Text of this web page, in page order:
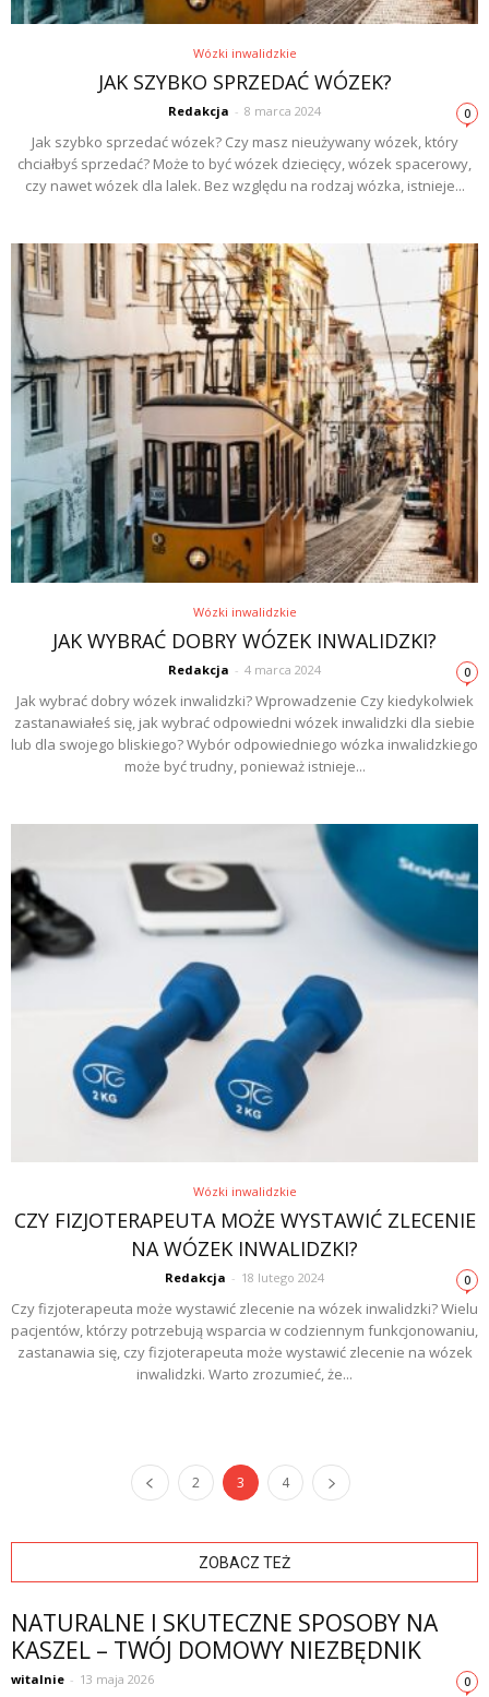
Wózki inwalidzkie
JAK SZYBKO SPRZEDAĆ WÓZEK?
Redakcja - 8 marca 2024 0
Jak szybko sprzedać wózek? Czy masz nieużywany wózek, który
chciałbyś sprzedać? Może to być wózek dziecięcy, wózek spacerowy,
czy nawet wózek dla lalek. Bez względu na rodzaj wózka, istnieje...
Wózki inwalidzkie
JAK WYBRAĆ DOBRY WÓZEK INWALIDZKI?
Redakcja - 4 marca 2024 0
Jak wybrać dobry wózek inwalidzki? Wprowadzenie Czy kiedykolwiek
zastanawiałeś się, jak wybrać odpowiedni wózek inwalidzki dla siebie
lub dla swojego bliskiego? Wybór odpowiedniego wózka inwalidzkiego
może być trudny, ponieważ istnieje...
Wózki inwalidzkie
CZY FIZJOTERAPEUTA MOŻE WYSTAWIĆ ZLECENIE
NA WÓZEK INWALIDZKI?
Redakcja - 18 lutego 2024 0
Czy fizjoterapeuta może wystawić zlecenie na wózek inwalidzki? Wielu
pacjentów, którzy potrzebują wsparcia w codziennym funkcjonowaniu,
zastanawia się, czy fizjoterapeuta może wystawić zlecenie na wózek
inwalidzki. Warto zrozumieć, że...
2 3 4
ZOBACZ TEŻ
NATURALNE I SKUTECZNE SPOSOBY NA
KASZEL – TWÓJ DOMOWY NIEZBĘDNIK
witalnie - 13 maja 2026 0